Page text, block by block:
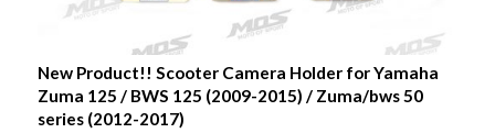
New Product!! Scooter Camera Holder for Yamaha
Zuma 125 / BWS 125 (2009-2015) / Zuma/bws 50
series (2012-2017)